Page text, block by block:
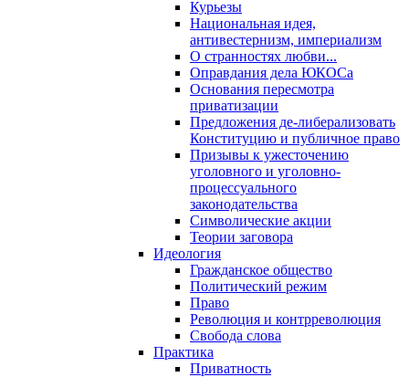
Курьезы
Национальная идея,
антивестернизм, империализм
О странностях любви...
Оправдания дела ЮКОСа
Основания пересмотра
приватизации
Предложения де-либерализовать
Конституцию и публичное право
Призывы к ужесточению
уголовного и уголовно-
процессуального
законодательства
Символические акции
Теории заговора
Идеология
Гражданское общество
Политический режим
Право
Революция и контрреволюция
Свобода слова
Практика
Приватность